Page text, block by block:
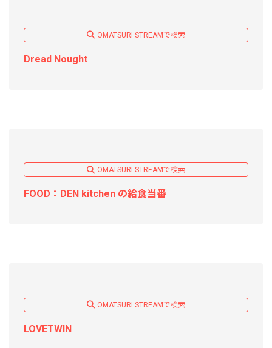
OMATSURI STREAMで検索
Dread Nought
OMATSURI STREAMで検索
FOOD：DEN kitchen の給食当番
OMATSURI STREAMで検索
LOVETWIN